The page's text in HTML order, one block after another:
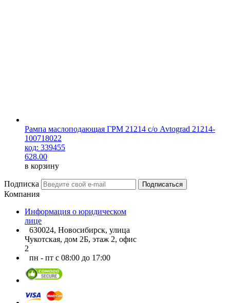
Рампа маслоподающая ГРМ 21214 с/о Avtograd 21214-
100718022
код: 339455
628.00
в корзину
Подписка Подписаться
Компания
Информация о юридическом
лице
630024, Новосибирск, улица
Чукотская, дом 2Б, этаж 2, офис
2
пн - пт с 08:00 до 17:00